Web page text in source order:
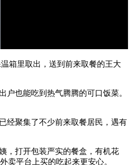
箱里取出，送到前来取餐的王大
也能吃到热气腾腾的可口饭菜。
经聚集了不少前来取餐居民，遇有
，打开包装严实的餐盒，有机花
卖平台上买的吃起来更安心。